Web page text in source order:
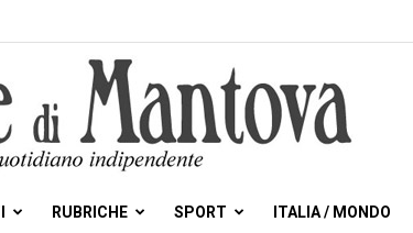
RUBRICHE SPORT ITALIA / MONDO